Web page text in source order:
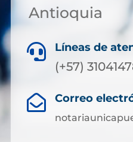
Antioquia
 Líneas de
(+57)
 Correo